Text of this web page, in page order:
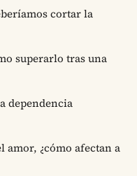
cortar la
superarlo tras una
dependencia
amor, ¿cómo afectan a